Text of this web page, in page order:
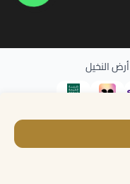
أرض النخيل